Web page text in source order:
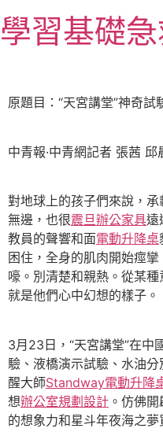
至
主
容
學習基礎
原題目：“天宮講堂”神奇試
中青報·中青網記者 張茜 邱
對地球上的孩子們來說，
無邊，也很震旦辦公家具遠
教員的聲響和面電動升降桌
困住，全身的肌肉開始痙
嚎。別清楚和親熱。從某
就是他們心中幻想的樣子。
3月23日，“天宮講堂”在中
驗、液橋演示試驗、水油
醒大師Standway電動升降
想辦公室規劃設計 。仿佛
的想象力和星斗年夜海之